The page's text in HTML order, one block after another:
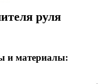
руля
и материалы: